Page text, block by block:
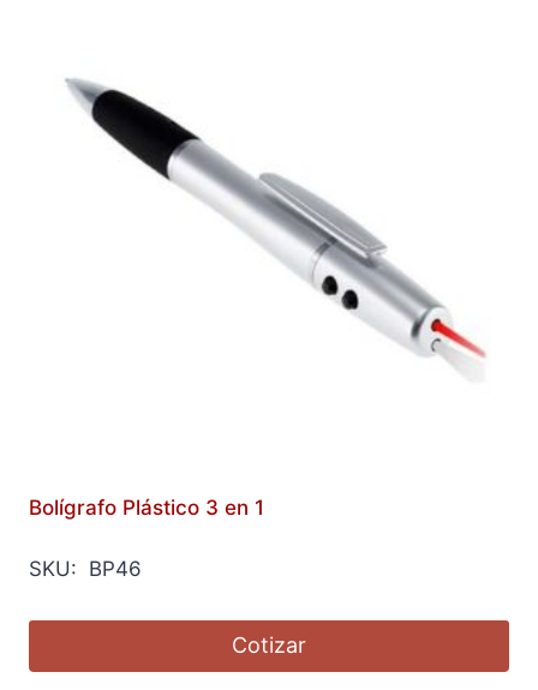
Bolígrafo Plástico 3 en 1
SKU: BP46
Cotizar